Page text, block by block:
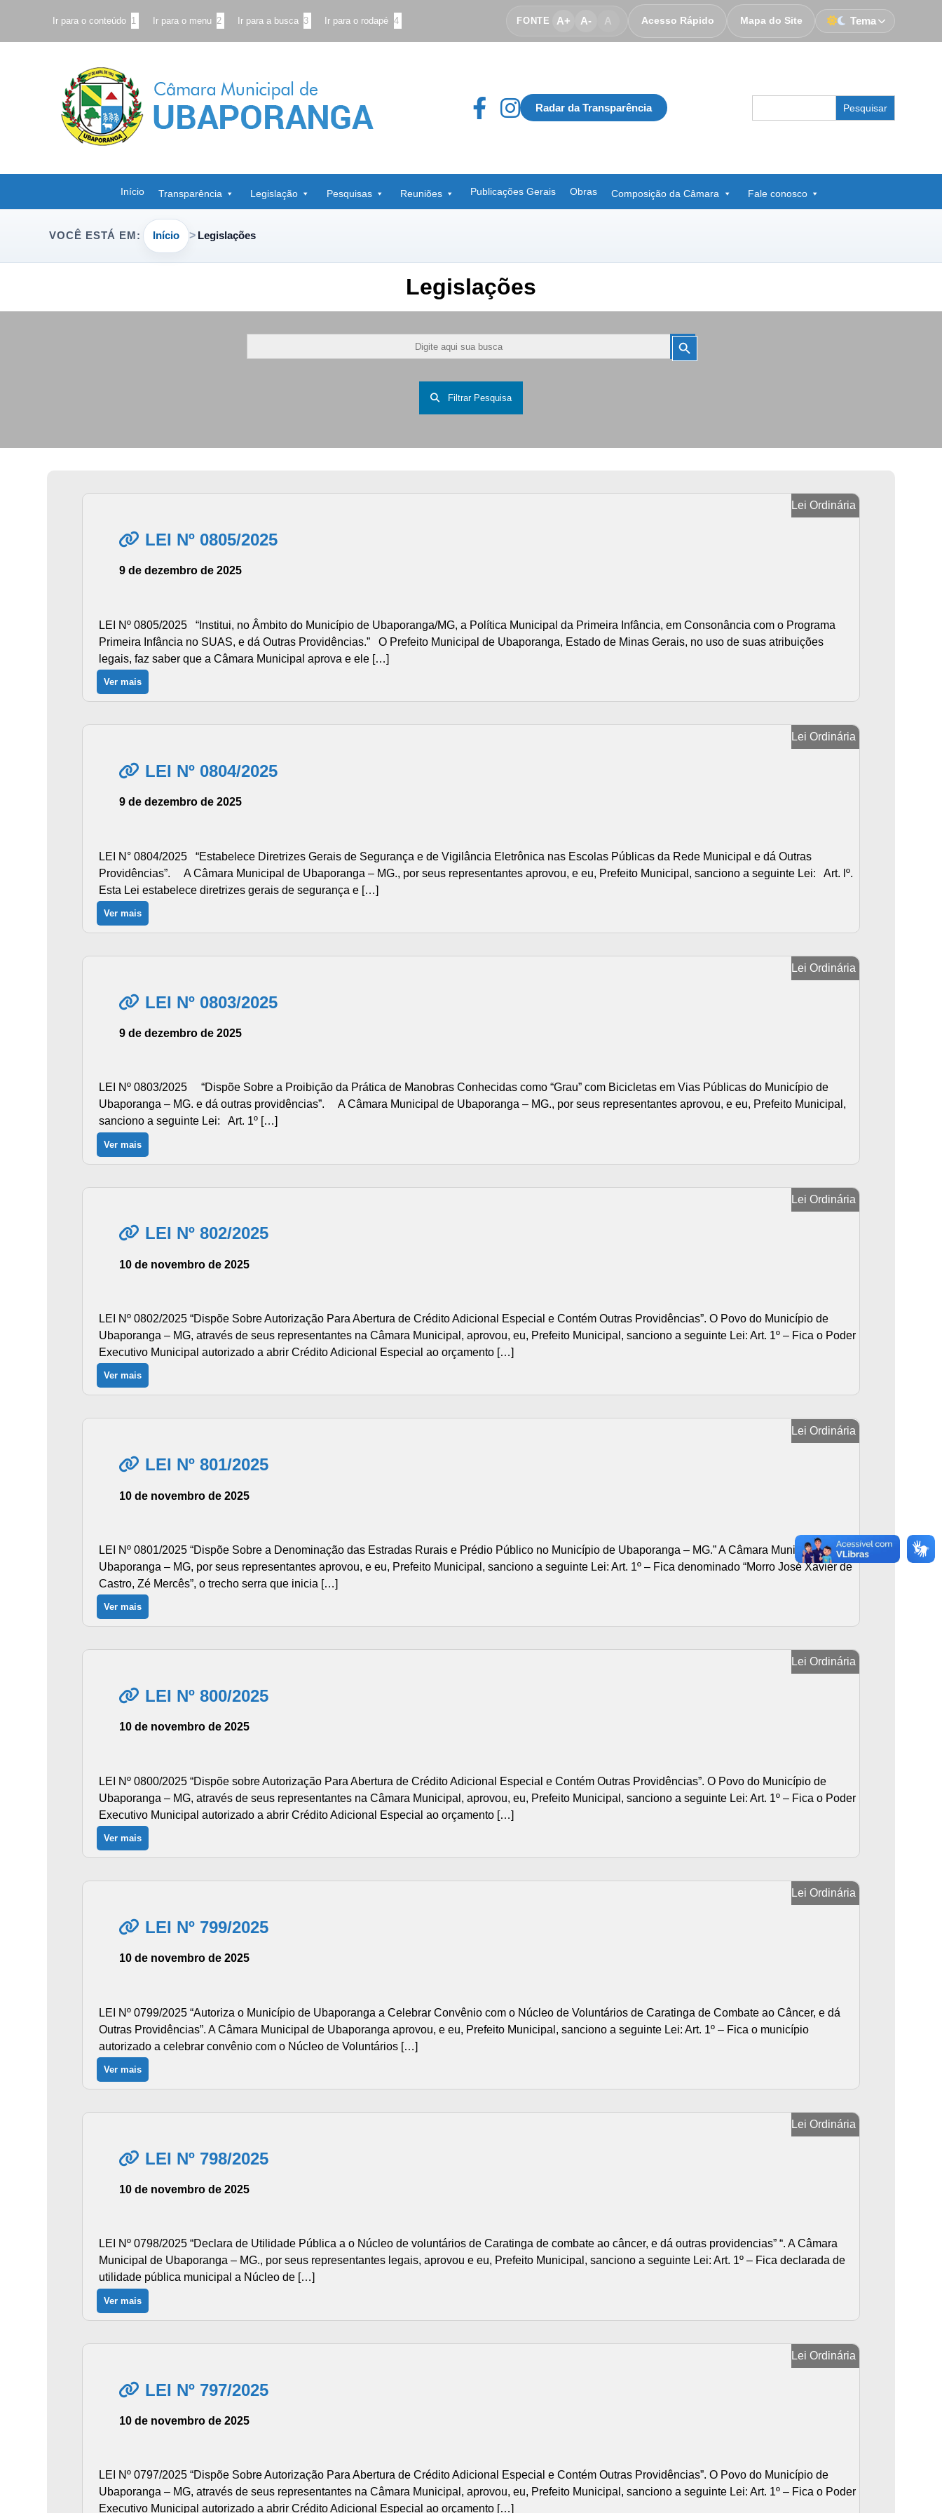
Ir para o conteúdo 1 Ir para o menu 2 Ir para a busca 3 Ir para o rodapé 4 FONTE A+ A- A Acesso Rápido Mapa do Site Tema
Radar da Transparência
for:
Início Transparência Legislação Pesquisas Reuniões Publicações Gerais Obras Composição da Câmara Fale conosco
VOCÊ ESTÁ EM: Início Legislações
Legislações
for:
Search
Button
Filtrar Pesquisa
Lei Ordinária
LEI Nº 0805/2025
9 de dezembro de 2025
LEI Nº 0805/2025 “Institui, no Âmbito do Município de Ubaporanga/MG, a Política Municipal da Primeira Infância, em Consonância com o Programa
Primeira Infância no SUAS, e dá Outras Providências.” O Prefeito Municipal de Ubaporanga, Estado de Minas Gerais, no uso de suas atribuições
legais, faz saber que a Câmara Municipal aprova e ele […]
Ver mais
Lei Ordinária
LEI Nº 0804/2025
9 de dezembro de 2025
LEI N° 0804/2025 “Estabelece Diretrizes Gerais de Segurança e de Vigilância Eletrônica nas Escolas Públicas da Rede Municipal e dá Outras
Providências”. A Câmara Municipal de Ubaporanga – MG., por seus representantes aprovou, e eu, Prefeito Municipal, sanciono a seguinte Lei: Art. lº.
Esta Lei estabelece diretrizes gerais de segurança e […]
Ver mais
Lei Ordinária
LEI Nº 0803/2025
9 de dezembro de 2025
LEI Nº 0803/2025 “Dispõe Sobre a Proibição da Prática de Manobras Conhecidas como “Grau” com Bicicletas em Vias Públicas do Município de
Ubaporanga – MG. e dá outras providências”. A Câmara Municipal de Ubaporanga – MG., por seus representantes aprovou, e eu, Prefeito Municipal,
sanciono a seguinte Lei: Art. 1º […]
Ver mais
Lei Ordinária
LEI Nº 802/2025
10 de novembro de 2025
LEI Nº 0802/2025 “Dispõe Sobre Autorização Para Abertura de Crédito Adicional Especial e Contém Outras Providências”. O Povo do Município de
Ubaporanga – MG, através de seus representantes na Câmara Municipal, aprovou, eu, Prefeito Municipal, sanciono a seguinte Lei: Art. 1º – Fica o Poder
Executivo Municipal autorizado a abrir Crédito Adicional Especial ao orçamento […]
Ver mais
Lei Ordinária
LEI Nº 801/2025
10 de novembro de 2025
LEI Nº 0801/2025 “Dispõe Sobre a Denominação das Estradas Rurais e Prédio Público no Município de Ubaporanga – MG.” A Câmara Municipal de
Ubaporanga – MG, por seus representantes aprovou, e eu, Prefeito Municipal, sanciono a seguinte Lei: Art. 1º – Fica denominado “Morro José Xavier de
Castro, Zé Mercês”, o trecho serra que inicia […]
Ver mais
Lei Ordinária
LEI Nº 800/2025
10 de novembro de 2025
LEI Nº 0800/2025 “Dispõe sobre Autorização Para Abertura de Crédito Adicional Especial e Contém Outras Providências”. O Povo do Município de
Ubaporanga – MG, através de seus representantes na Câmara Municipal, aprovou, eu, Prefeito Municipal, sanciono a seguinte Lei: Art. 1º – Fica o Poder
Executivo Municipal autorizado a abrir Crédito Adicional Especial ao orçamento […]
Ver mais
Lei Ordinária
LEI Nº 799/2025
10 de novembro de 2025
LEI Nº 0799/2025 “Autoriza o Município de Ubaporanga a Celebrar Convênio com o Núcleo de Voluntários de Caratinga de Combate ao Câncer, e dá
Outras Providências”. A Câmara Municipal de Ubaporanga aprovou, e eu, Prefeito Municipal, sanciono a seguinte Lei: Art. 1º – Fica o município
autorizado a celebrar convênio com o Núcleo de Voluntários […]
Ver mais
Lei Ordinária
LEI Nº 798/2025
10 de novembro de 2025
LEI Nº 0798/2025 “Declara de Utilidade Pública a o Núcleo de voluntários de Caratinga de combate ao câncer, e dá outras providencias” “. A Câmara
Municipal de Ubaporanga – MG., por seus representantes legais, aprovou e eu, Prefeito Municipal, sanciono a seguinte Lei: Art. 1º – Fica declarada de
utilidade pública municipal a Núcleo de […]
Ver mais
Lei Ordinária
LEI Nº 797/2025
10 de novembro de 2025
LEI Nº 0797/2025 “Dispõe Sobre Autorização Para Abertura de Crédito Adicional Especial e Contém Outras Providências”. O Povo do Município de
Ubaporanga – MG, através de seus representantes na Câmara Municipal, aprovou, eu, Prefeito Municipal, sanciono a seguinte Lei: Art. 1º – Fica o Poder
Executivo Municipal autorizado a abrir Crédito Adicional Especial ao orçamento […]